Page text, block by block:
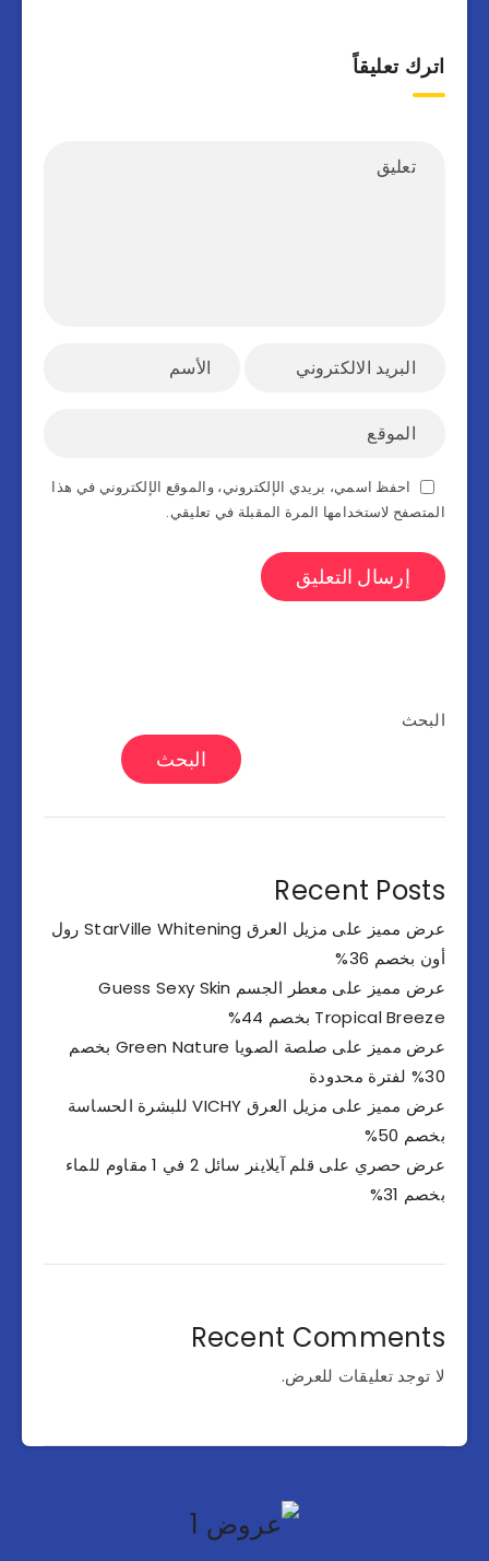
اترك تعليقاً
احفظ اسمي، بريدي الإلكتروني، والموقع الإلكتروني في هذا
المتصفح لاستخدامها المرة المقبلة في تعليقي.
البحث
البحث
Recent Posts
عرض مميز على مزيل العرق StarVille Whitening رول
أون بخصم 36%
عرض مميز على معطر الجسم Guess Sexy Skin
Tropical Breeze بخصم 44%
عرض مميز على صلصة الصويا Green Nature بخصم
30% لفترة محدودة
عرض مميز على مزيل العرق VICHY للبشرة الحساسة
بخصم 50%
عرض حصري على قلم آيلاينر سائل 2 في 1 مقاوم للماء
بخصم 31%
Recent Comments
لا توجد تعليقات للعرض.